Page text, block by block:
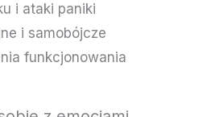
i ataki paniki
i samobójcze
funkcjonowania